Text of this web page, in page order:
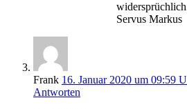
Servus Markus
Frank 16. Januar 2020 um 09:59
Antworten